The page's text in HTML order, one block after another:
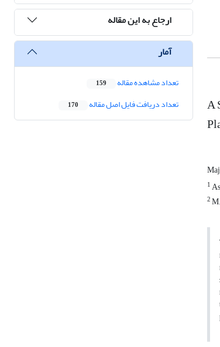
A
1
2
ارجاع به این مقاله
آمار
تعداد مشاهده مقاله 159
تعداد دریافت فایل اصل مقاله 170